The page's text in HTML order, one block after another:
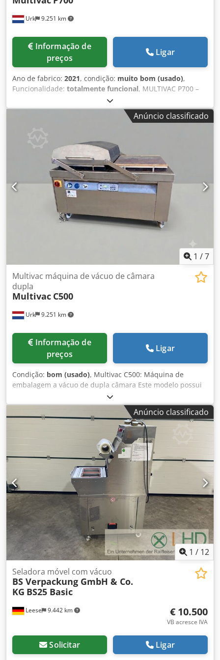
Urk 9.251 km
preços
Ligar
Ano de fabrico: 2021, condição: muito bom (usado),
Funcionalidade: totalmente funcional, MULTIVAC P700 –
Máquina de embalagem a vácuo de dupla câmara A
máquina de dupla câmara MULTIVAC P 700 oferece alta
produtividade, mesmo com produtos de grandes
dimensões. É excecionalmente modular, robusta e fácil de
utilizar. Fabricante: Multivac Codpfx Aszp E Atscysha
Modelo: P700 Ano: 2021 Bomba de vácuo: Busch 300 m³/h
Comprimento da barra de selagem: 1.100 mm (x4)
Dimensões da câmara (Comprimento x Largura x Altura):
1.100 x 700 x 250 mm Potência: 400 V / 50 Hz / 6 kW
Dimensões da máquina (Comprimento x Largura x Altura):
2.600 x 1.000 x 1.145 mm Peso da máquina: 850 kg.
Anúncio classificado
1 /7
Urk 9.251 km
Multivac máquina de vácuo de câmara
dupla
Multivac C500
preços
Ligar
Condição: bom (usado), Multivac C500: Máquina de
embalagem a vácuo de dupla câmara Este modelo possui
sistema de vácuo e injeção de gás. As máquinas de dupla
câmara da MULTIVAC são fáceis de operar, limpar e
manter. Oferecem a maior produtividade com a menor
área ocupada e também proporcionam um desempenho
impressionante ao longo de toda a vida útil da máquina,
graças à sua capacidade de produção e à qualidade da
embalagem. Os processos de evacuação e injeção de gás
são controlados por pressão, garantindo assim resultados
de embalagem consistentes. Sistema de controlo MC 06
com medição precisa do vácuo na câmara. Marca: Multivac
Modelo: C500 Alimentação: 400V / 50Hz / 3 Fases / 7kW
Bomba de vácuo: Busch 160m3/h Comprimento da barra
de selagem: 660 mm (x4) Chjdpfxszp Eh Nj Acyja
Dimensões da câmara: 740×660 mm (x2) Dimensões da
máquina (CxlxA): 1.600x950x1.060 mm Peso da máquina:
650 kg.
Anúncio classificado
1 / 12
Leese 9.442 km
Seladora móvel com vácuo
BS Verpackung GmbH & Co.
KG BS25 Basic
€ 10.500
VB acresce IVA
Solicitar Ligar